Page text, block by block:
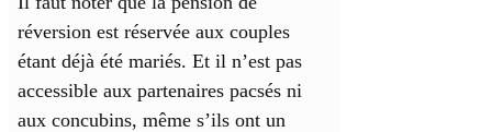
réversion est réservée aux couples
étant déjà été mariés. Et il n’est pas
accessible aux partenaires pacsés ni
aux concubins, même s’ils ont un